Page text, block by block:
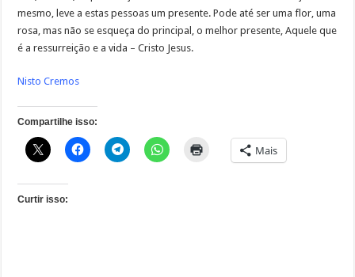
mesmo, leve a estas pessoas um presente. Pode até ser uma flor, uma
rosa, mas não se esqueça do principal, o melhor presente, Aquele que
é a ressurreição e a vida – Cristo Jesus.
Nisto Cremos
Compartilhe isso:
Mais
Curtir isso: